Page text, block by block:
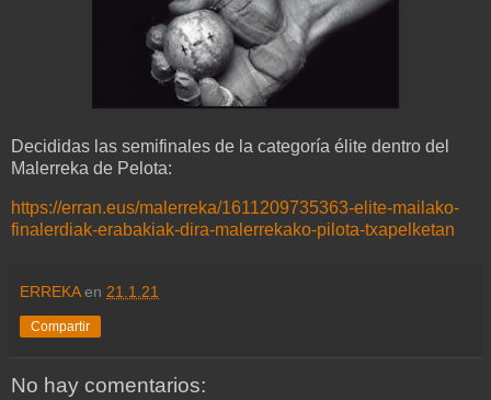
Decididas las semifinales de la categoría élite dentro del
Malerreka de Pelota:
https://erran.eus/malerreka/1611209735363-elite-mailako-
finalerdiak-erabakiak-dira-malerrekako-pilota-txapelketan
ERREKA en 21.1.21
Compartir
No hay comentarios: